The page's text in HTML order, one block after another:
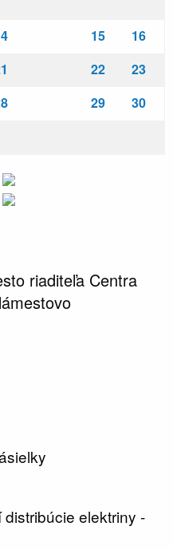
15
16
22
23
29
30
riaditeľa Centra
elektriny -